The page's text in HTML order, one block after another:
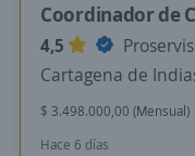
Coordinador de
4,5
Proservis
Cartagena de
$ 3.498.000,00 (Mensual)
Hace 6 días